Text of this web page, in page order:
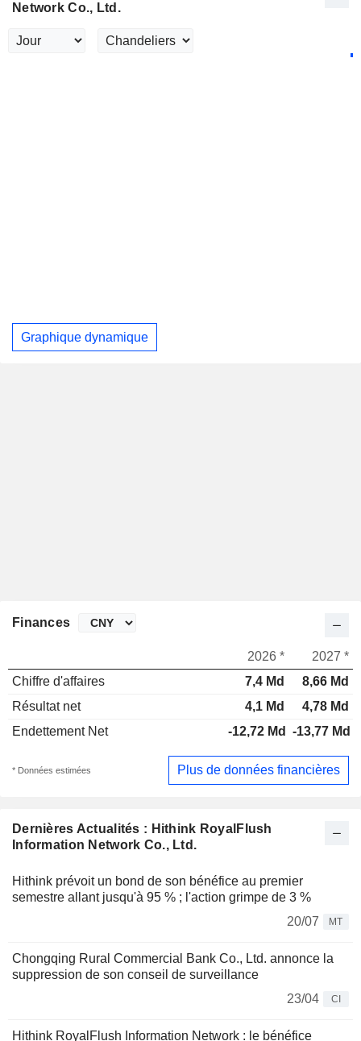
Network Co., Ltd.
Graphique dynamique
Dernières Actualités : Hithink RoyalFlush
Information Network Co., Ltd.
Hithink prévoit un bond de son bénéfice au premier
semestre allant jusqu'à 95 % ; l'action grimpe de 3 %
20/07
MT
Chongqing Rural Commercial Bank Co., Ltd. annonce la
suppression de son conseil de surveillance
23/04
CI
Hithink RoyalFlush Information Network : le bénéfice
Finances
2026 *
2027 *
Chiffre d'affaires
7,4 Md
8,66 Md
Résultat net
4,1 Md
4,78 Md
Endettement Net
-12,72 Md -13,77 Md
* Données estimées Plus de données financières